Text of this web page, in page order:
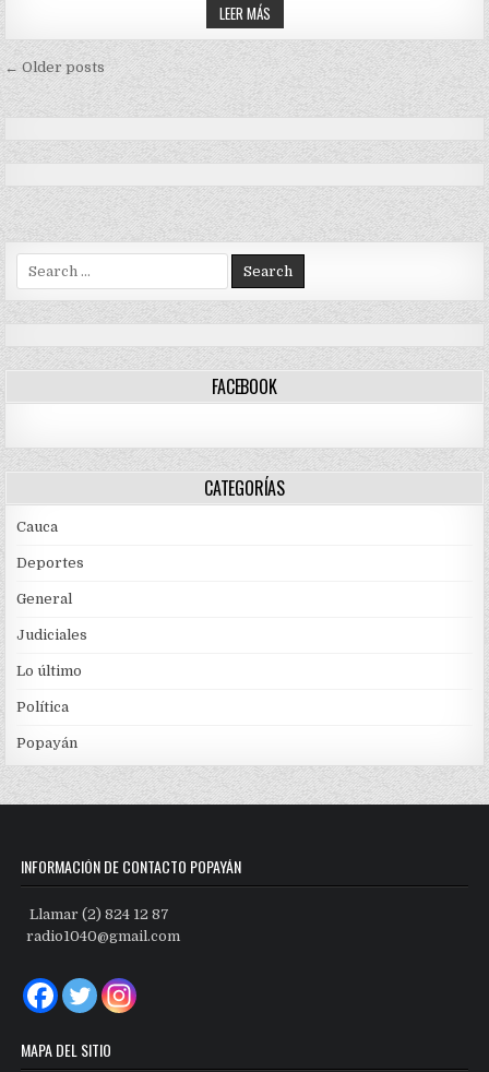
DE
EL
TRANSPORTE
LEER MÁSINVERSIÓN
DE
$75
SECTOR
TRANSPORTE
Navegación
entradas
← Older posts
Search
for:
FACEBOOK
CATEGORÍAS
Cauca
Deportes
General
Judiciales
Lo último
Política
Popayán
INFORMACIÓN DE CONTACTO POPAYÁN
Llamar (2) 824 12 87
radio1040@gmail.com
MAPA DEL SITIO